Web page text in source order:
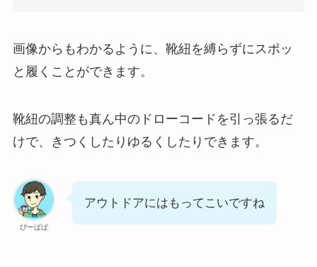
画像からもわかるように、靴紐を縛らずにスポッ
と履くことができます。
靴紐の調整も真ん中のドローコードを引っ張るだ
けで、きつくしたりゆるくしたりできます。
ぴーぱぱ
アウトドアにはもってこいですね